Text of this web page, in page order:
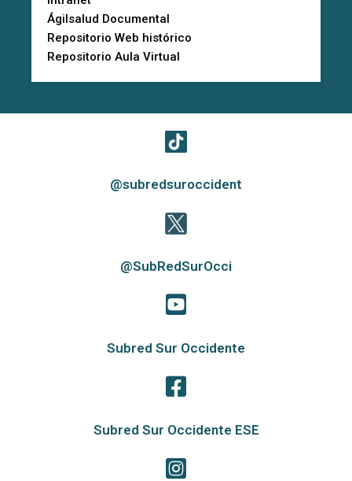
Ágilsalud Documental
Repositorio Web histórico
Repositorio Aula Virtual
@subredsuroccident
@SubRedSurOcci
Subred Sur Occidente
Subred Sur Occidente ESE